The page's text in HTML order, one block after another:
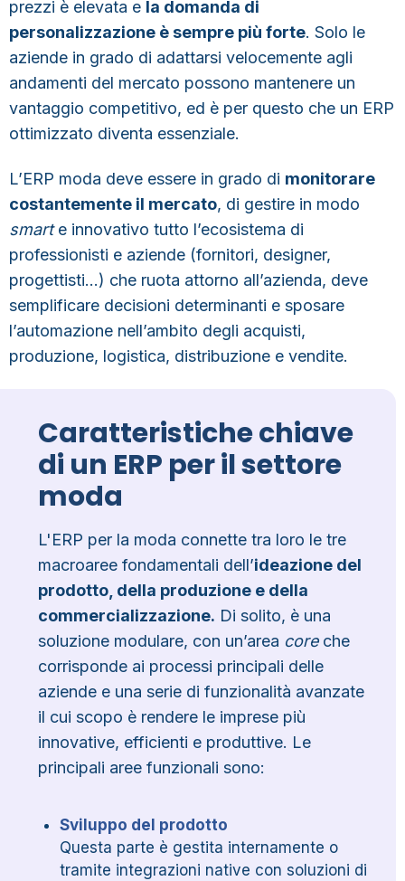
prezzi è elevata e la domanda di
personalizzazione è sempre più forte. Solo le
aziende in grado di adattarsi velocemente agli
andamenti del mercato possono mantenere un
vantaggio competitivo, ed è per questo che un ERP
ottimizzato diventa essenziale.
L’ERP moda deve essere in grado di monitorare
costantemente il mercato, di gestire in modo
smart e innovativo tutto l’ecosistema di
professionisti e aziende (fornitori, designer,
progettisti…) che ruota attorno all’azienda, deve
semplificare decisioni determinanti e sposare
l’automazione nell’ambito degli acquisti,
produzione, logistica, distribuzione e vendite.
Caratteristiche chiave
di un ERP per il settore
moda
L'ERP per la moda connette tra loro le tre
macroaree fondamentali dell’ideazione del
prodotto, della produzione e della
commercializzazione. Di solito, è una
soluzione modulare, con un’area core che
corrisponde ai processi principali delle
aziende e una serie di funzionalità avanzate
il cui scopo è rendere le imprese più
innovative, efficienti e produttive. Le
principali aree funzionali sono:
Sviluppo del prodotto
Questa parte è gestita internamente o
tramite integrazioni native con soluzioni di